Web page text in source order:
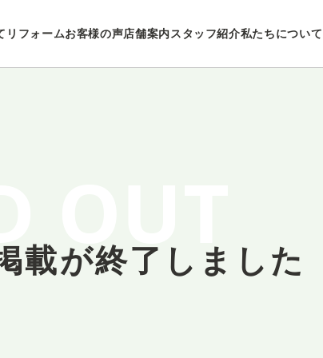
リフォームお客様の声店舗案内スタッフ紹介私たちについて
載が終了しました